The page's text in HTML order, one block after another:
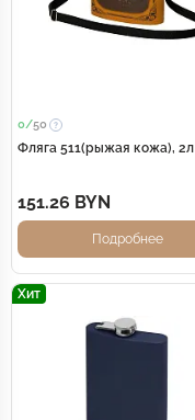
0/50
Фляга 511(рыжая кожа), 2л
151.26 BYN
Подробнее
Хит